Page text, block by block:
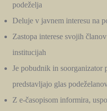
podeželja
Deluje v javnem interesu na
Zastopa interese svojih
institucijah
Je pobudnik in soorganizator
predstavljajo glas
Z e-časopisom informira,